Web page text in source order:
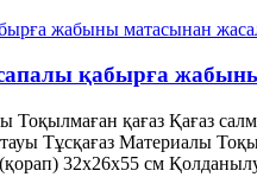
қабырға
Тоқылмаған қағаз Қағаз
Тұсқағаз Материалы
32x26x55 см